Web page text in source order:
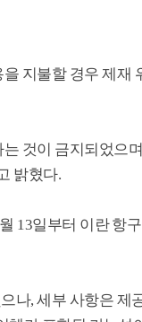
지불할 경우 제재
것이 금지되었으
밝혔다.
13일부터 이란 항
나, 세부 사항은 제